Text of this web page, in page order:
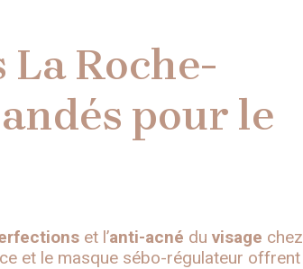
Roche-
pour le
et l’anti-acné du visage chez
et le masque sébo-régulateur offrent